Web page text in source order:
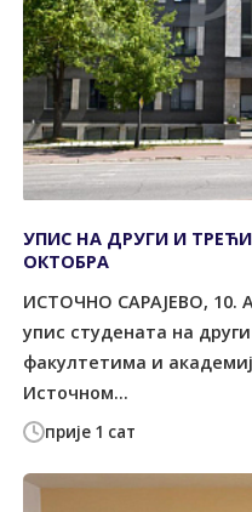
прије 1 сат
УПИС НА ДРУГИ И
ОКТОБРА
ИСТОЧНО САРАЈЕВО, 10.
упис студената на
факултетима и
Источном...